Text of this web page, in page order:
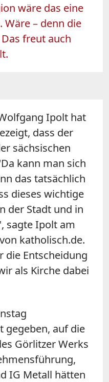
wäre das eine
Wäre – denn die
freut auch
Ipolt hat
dass der
sächsischen
kann man sich
das tatsächlich
dieses wichtige
der Stadt und in
sagte Ipolt am
katholisch.de.
die Entscheidung
als Kirche dabei
gegeben, auf die
Görlitzer Werks
IG Metall hätten